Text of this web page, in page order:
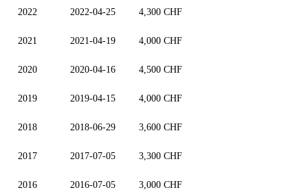
2022 2022-04-25 4,300 CHF
2021 2021-04-19 4,000 CHF
2020 2020-04-16 4,500 CHF
2019 2019-04-15 4,000 CHF
2018 2018-06-29 3,600 CHF
2017 2017-07-05 3,300 CHF
2016 2016-07-05 3,000 CHF